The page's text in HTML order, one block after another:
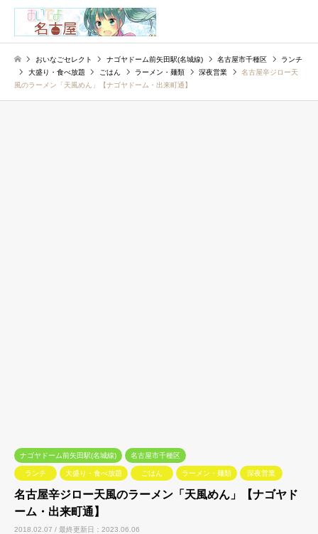
おいなごセレクト ナゴヤドーム前矢田駅(名城線) 名古屋市千種区
ランチ
大盛り・食べ放題
ごはん ラーメン・麺類 深夜営業
名古屋辛ジロー天
風のラーメン「天風めん」【ナゴヤドーム・出来町通】
ナゴヤドーム前矢田駅(名城線) 名古屋市千種区
ランチ 大盛り・食べ放題 ごはん ラーメン・麺類 深夜営業
名古屋辛ジロー天風のラーメン「天風めん」【ナゴヤド
ーム・出来町通】
2018.02.07 / 最終更新日：2023.06.06